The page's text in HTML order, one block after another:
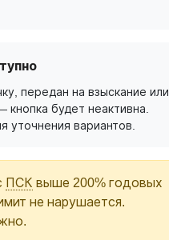
передан на взыскание или
будет неактивна.
уточнения вариантов.
ПСК выше 200% годовых
не нарушается.